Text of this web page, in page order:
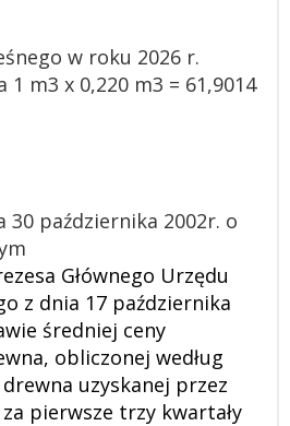
w roku 2026 r.
1 m3 x 0,220 m3 = 61,9014
30 października 2002r. o
Głównego Urzędu
z dnia 17 października
średniej ceny
obliczonej według
uzyskanej przez
pierwsze trzy kwartały